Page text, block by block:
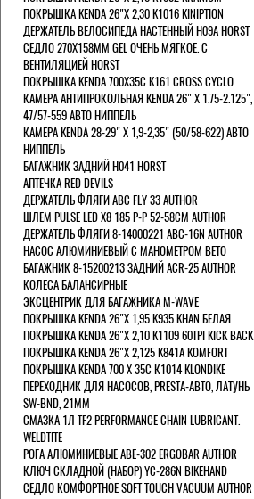
ПОКРЫШКА KENDA 26"Х 2,30 K1016 KINIPTION
ДЕРЖАТЕЛЬ ВЕЛОСИПЕДА НАСТЕННЫЙ H09A HORST
СЕДЛО 270Х158ММ GEL ОЧЕНЬ МЯГКОЕ. С
ВЕНТИЛЯЦИЕЙ HORST
ПОКРЫШКА KENDA 700Х35С K161 CROSS CYCLO
КАМЕРА АНТИПРОКОЛЬНАЯ KENDA 26" Х 1.75-2.125",
47/57-559 АВТО НИППЕЛЬ
КАМЕРА KENDA 28-29" Х 1,9-2,35" (50/58-622) АВТО
НИППЕЛЬ
БАГАЖНИК ЗАДНИЙ H041 HORST
АПТЕЧКА RED DEVILS
ДЕРЖАТЕЛЬ ФЛЯГИ АВС FLY 33 AUTHOR
ШЛЕМ PULSE LED X8 185 Р-Р 52-58СМ AUTHOR
ДЕРЖАТЕЛЬ ФЛЯГИ 8-14000221 ABC-16N AUTHOR
НАСОС АЛЮМИНИЕВЫЙ С МАНОМЕТРОМ BETO
БАГАЖНИК 8-15200213 ЗАДНИЙ ACR-25 AUTHOR
КОЛЕСА БАЛАНСИРНЫЕ
ЭКСЦЕНТРИК ДЛЯ БАГАЖНИКА M-WAVE
ПОКРЫШКА KENDA 26"Х 1,95 K935 KHAN БЕЛАЯ
ПОКРЫШКА KENDA 26"Х 2,10 K1109 60TPI KICK BACK
ПОКРЫШКА KENDA 26"Х 2,125 K841A KOMFORT
ПОКРЫШКА KENDA 700 Х 35С К1014 KLONDIKE
ПЕРЕХОДНИК ДЛЯ НАСОСОВ, PRESTA-АВТО, ЛАТУНЬ
SW-BND, 21ММ
СМАЗКА 1Л TF2 PERFORMANCE CHAIN LUBRICANT.
WELDTITE
РОГА АЛЮМИНИЕВЫЕ ABE-302 ERGOBAR AUTHOR
КЛЮЧ СКЛАДНОЙ (НАБОР) YC-286N BIKEHAND
СЕДЛО КОМФОРТНОЕ SOFT TOUCH VACUUM AUTHOR